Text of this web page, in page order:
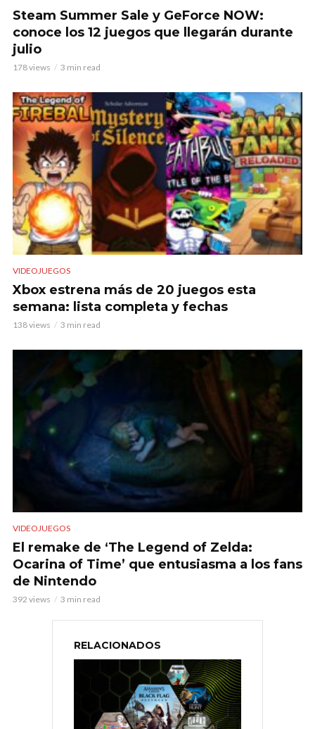
Steam Summer Sale y GeForce NOW:
conoce los 12 juegos que llegarán durante
julio
178 views 3 min read
VIDEOJUEGOS
Xbox estrena más de 20 juegos esta
semana: lista completa y fechas
138 views 3 min read
VIDEOJUEGOS
El remake de ‘The Legend of Zelda:
Ocarina of Time’ que entusiasma a los fans
de Nintendo
392 views 3 min read
RELACIONADOS